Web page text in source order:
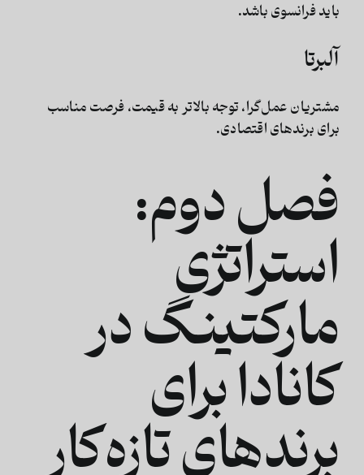
باید فرانسوی باشد.
آلبرتا
مشتریان عمل‌گرا، توجه بالاتر به قیمت، فرصت مناسب
برای برندهای اقتصادی.
فصل دوم:
استراتژی
مارکتینگ در
کانادا برای
برندهای تازه‌کار